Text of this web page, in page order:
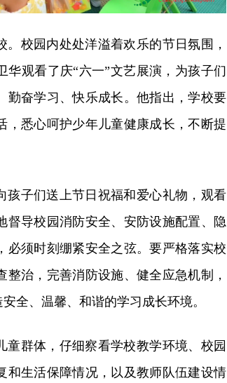
校园内处处洋溢着欢乐的节日氛围，
观看了庆“六一”文艺展演，为孩子们
勤奋学习、快乐成长。他指出，学校要
，悉心呵护少年儿童健康成长，不断提
孩子们送上节日祝福和爱心礼物，观看
督导校园消防安全、安防设施配置、隐
必须时刻绷紧安全之弦。要严格落实校
治，完善消防设施、健全应急机制，
全、温馨、和谐的学习成长环境。
童群体， 仔细察看学校教学环境、校园
和生活保障情况，以及教师队伍建设情